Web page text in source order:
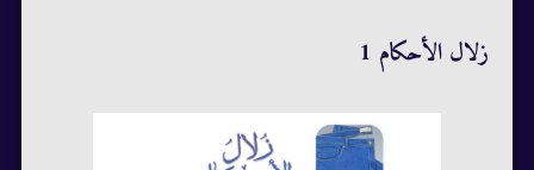
زلال الأحكام 1